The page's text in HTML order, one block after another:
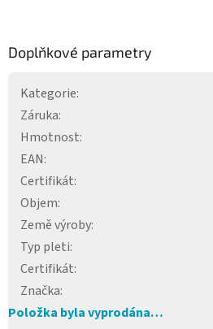
Doplňkové parametry
Kategorie:
Záruka:
Hmotnost:
EAN:
Certifikát:
Objem:
Země výroby:
Typ pleti:
Certifikát:
Značka:
Položka byla vyprodána…